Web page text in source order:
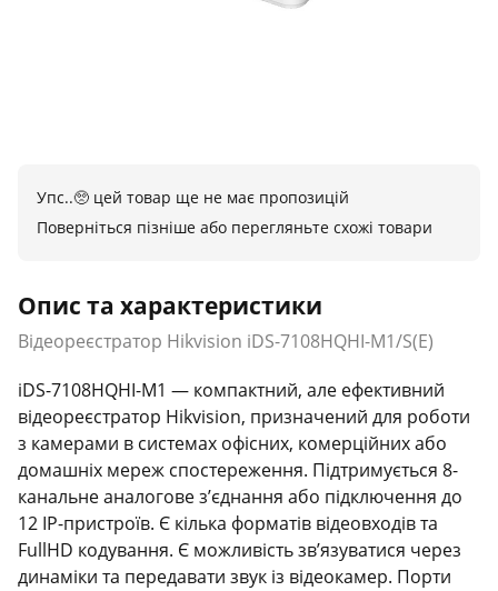
Упс..🥺 цей товар ще не має пропозицій
Поверніться пізніше або перегляньте схожі товари
Опис та характеристики
Відеореєстратор Hikvision iDS-7108HQHI-M1/S(E)
iDS-7108HQHI-M1 — компактний, але ефективний
відеореєстратор Hikvision, призначений для роботи
з камерами в системах офісних, комерційних або
домашніх мереж спостереження. Підтримується 8-
канальне аналогове з’єднання або підключення до
12 IP-пристроїв. Є кілька форматів відеовходів та
FullHD кодування. Є можливість зв’язуватися через
динаміки та передавати звук із відеокамер. Порти